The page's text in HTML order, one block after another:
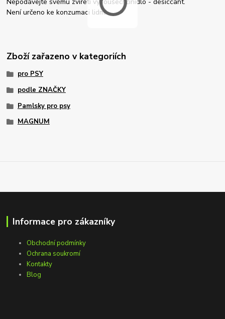
Nepodávejte svému zvířeti vysoušecí činidlo - desiccant.
Není určeno ke konzumaci lidmi.
Zboží zařazeno v kategoriích
pro PSY
podle ZNAČKY
Pamlsky pro psy
MAGNUM
Informace pro zákazníky
Obchodní podmínky
Ochrana soukromí
Kontakty
Blog